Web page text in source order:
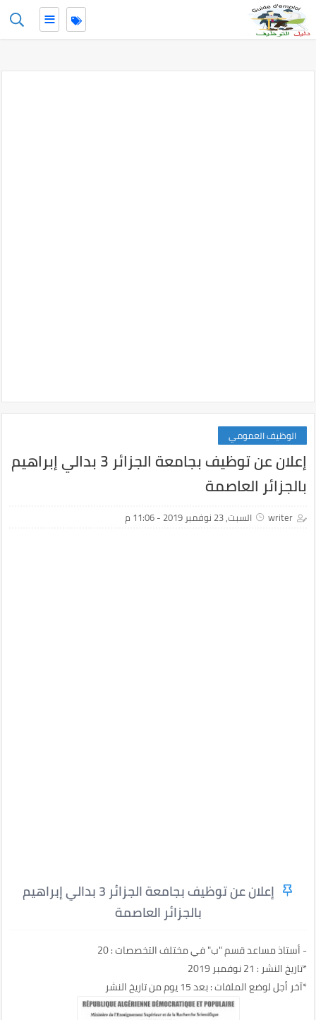
-->
≡
الوظيف العمومي
إعلان عن توظيف بجامعة الجزائر 3 بدالي إبراهيم
بالجزائر العاصمة
writer السبت, 23 نوفمبر 2019 - 11:06 م
إعلان عن توظيف بجامعة الجزائر 3 بدالي إبراهيم
بالجزائر العاصمة
- أستاذ مساعد قسم "ب" في مختلف التخصصات : 20
*تاريخ النشر : 21 نوفمبر 2019
*آخر أجل لوضع الملفات : بعد 15 يوم من تاريخ النشر